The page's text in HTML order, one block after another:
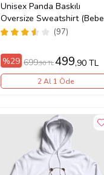
Unisex Panda Baskılı
Oversize Sweatshirt (Bebe
Mavi)
(97)
%29 699,90 TL499,90 TL
2 Al 1 Öde